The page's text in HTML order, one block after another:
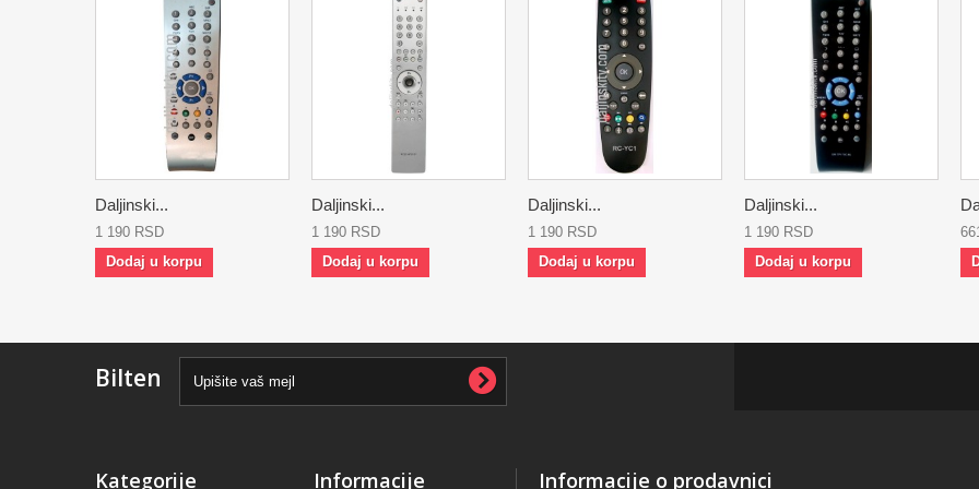
Daljinski...
1 190 RSD
Dodaj u korpu
Daljinski...
1 190 RSD
Dodaj u korpu
Daljinski...
1 190 RSD
Dodaj u korpu
Daljinski...
1 190 RSD
Dodaj u korpu
Bilten
Kategorije Informacije Informacije o prodavnici